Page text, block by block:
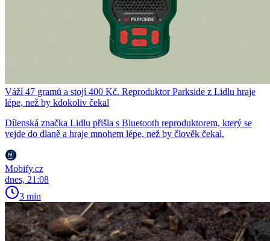
Váží 47 gramů a stojí 400 Kč. Reproduktor Parkside z Lidlu hraje
lépe, než by kdokoliv čekal
Dílenská značka Lidlu přišla s Bluetooth reproduktorem, který se
vejde do dlaně a hraje mnohem lépe, než by člověk čekal.
Mobify.cz
dnes, 21:08
3 min